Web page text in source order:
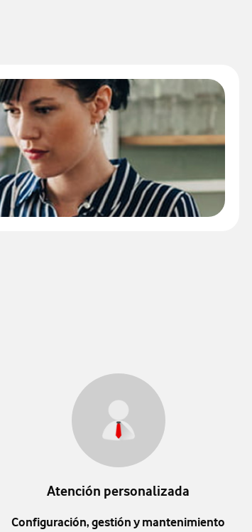
Atención personalizada
Configuración, gestión y mantenimiento